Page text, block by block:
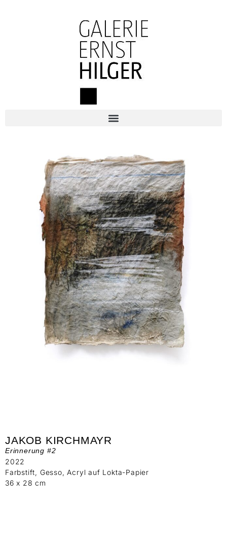
JAKOB KIRCHMAYR
Erinnerung #2
2022
Farbstift, Gesso, Acryl auf Lokta-Papier
36 x 28 cm